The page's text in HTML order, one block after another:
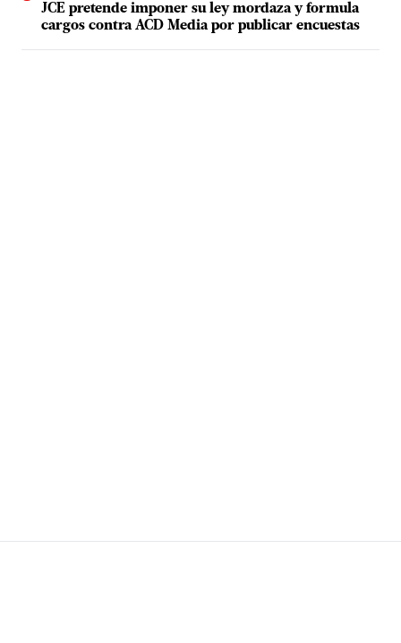
JCE pretende imponer su ley mordaza y formula
cargos contra ACD Media por publicar encuestas